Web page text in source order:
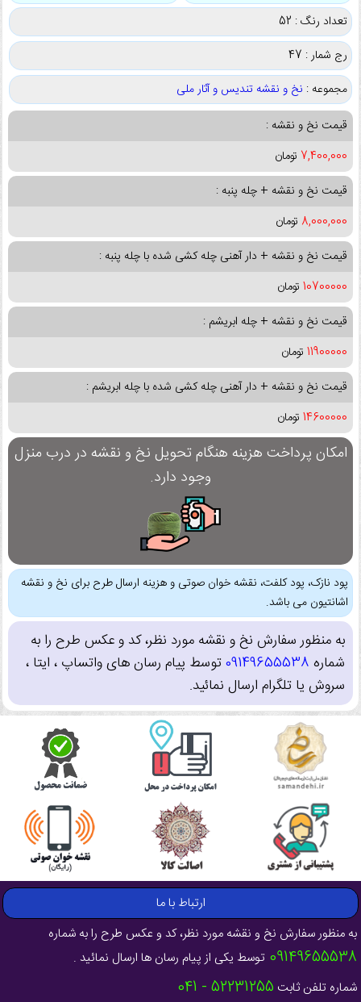
تعداد رنگ : 52
رج شمار : 47
مجموعه : نخ و نقشه تندیس و آثار ملی
قیمت نخ و نقشه :
7,400,000 تومان
قیمت نخ و نقشه + چله پنبه :
8,000,000 تومان
قیمت نخ و نقشه + دار آهنی چله کشی شده با چله پنبه :
10700000 تومان
قیمت نخ و نقشه + چله ابریشم :
11900000 تومان
قیمت نخ و نقشه + دار آهنی چله کشی شده با چله ابریشم :
14600000 تومان
امکان پرداخت هزینه هنگام تحویل نخ و نقشه در درب منزل
وجود دارد.
پود نازک، پود کلفت، نقشه خوان صوتی و هزینه ارسال طرح برای نخ و نقشه
اشانتیون می باشد.
به منظور سفارش نخ و نقشه مورد نظر، کد و عکس طرح را به
شماره 09149655538توسط پیام رسان های واتساپ ، ایتا ،
سروش یا تلگرام ارسال نمائید.
ارتباط با ما
به منظور سفارش نخ و نقشه مورد نظر، کد و عکس طرح را به شماره
09149655538 توسط یکی از پیام رسان ها ارسال نمائید .
شماره تلفن ثابت 52231255 - 041